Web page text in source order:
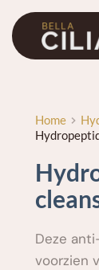
naar
inhoud
Home
Deze
voorzien